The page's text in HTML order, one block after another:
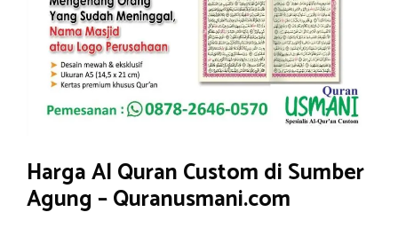
Harga Al Quran Custom di Sumber
Agung – Quranusmani.com